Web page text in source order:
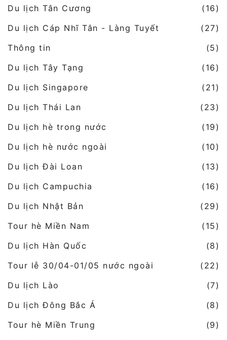
Du lịch Tân Cương
(16)
Du lịch Cáp Nhĩ Tân - Làng Tuyết
(27)
Thông tin
(5)
Du lịch Tây Tạng
(16)
Du lịch Singapore
(21)
Du lịch Thái Lan
(23)
Du lịch hè trong nước
(19)
Du lịch hè nước ngoài
(10)
Du lịch Đài Loan
(13)
Du lịch Campuchia
(16)
Du lịch Nhật Bản
(29)
Tour hè Miền Nam
(15)
Du lịch Hàn Quốc
(8)
Tour lễ 30/04-01/05 nước ngoài
(22)
Du lịch Lào
(7)
Du lịch Đông Bắc Á
(8)
Tour hè Miền Trung
(9)